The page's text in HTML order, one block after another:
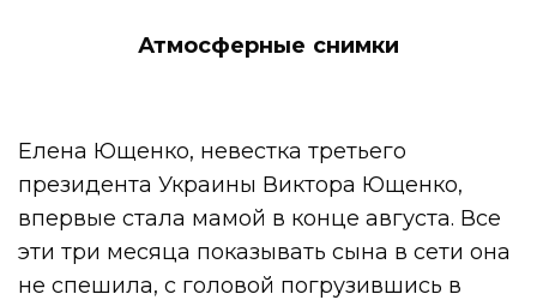
Атмосферные снимки
Елена Ющенко, невестка третьего
президента Украины Виктора Ющенко,
впервые стала мамой в конце августа. Все
эти три месяца показывать сына в сети она
не спешила, с головой погрузившись в